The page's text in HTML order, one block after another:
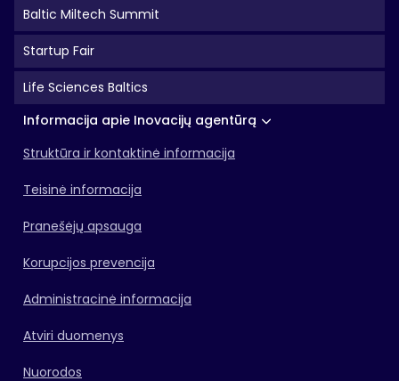
Baltic Miltech Summit
Startup Fair
Life Sciences Baltics
Informacija apie Inovacijų agentūrą
Struktūra ir kontaktinė informacija
Teisinė informacija
Pranešėjų apsauga
Korupcijos prevencija
Administracinė informacija
Atviri duomenys
Nuorodos